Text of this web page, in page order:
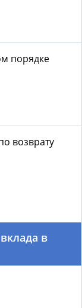
порядке
возврату
в